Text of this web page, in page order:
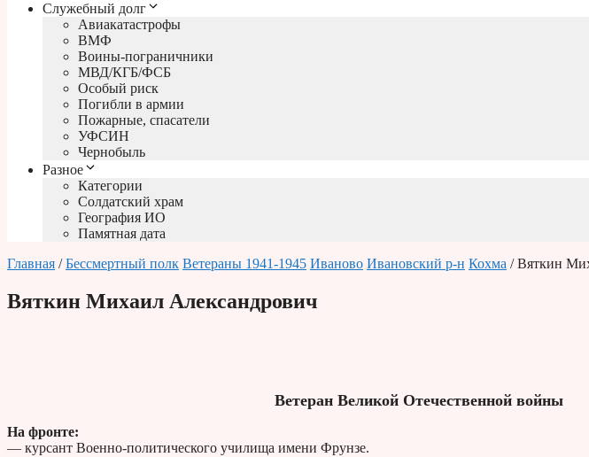
Служебный долг
Авиакатастрофы
ВМФ
Воины-пограничники
МВД/КГБ/ФСБ
Особый риск
Погибли в армии
Пожарные, спасатели
УФСИН
Чернобыль
Разное
Категории
Солдатский храм
География ИО
Памятная дата
Главная /Бессмертный полк Ветераны 1941-1945 Иваново Ивановский р-н Кохма / Вяткин
Вяткин Михаил Александрович
Ветеран Великой Отечественной войны
На фронте:
— курсант Военно-политического училища имени Фрунзе.